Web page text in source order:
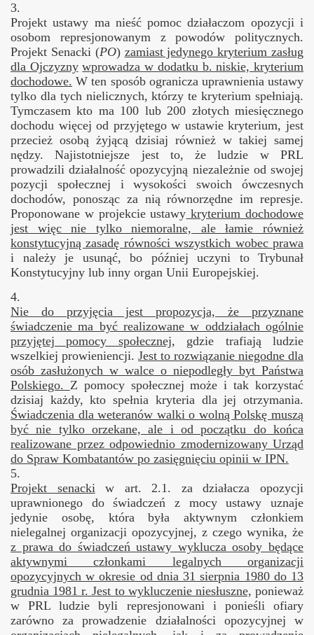
3.
Projekt ustawy ma nieść pomoc działaczom opozycji i
osobom represjonowanym z powodów politycznych.
Projekt Senacki (PO) zamiast jedynego kryterium zasług
dla Ojczyzny wprowadza w dodatku b. niskie, kryterium
dochodowe. W ten sposób ogranicza uprawnienia ustawy
tylko dla tych nielicznych, którzy te kryterium spełniają.
Tymczasem kto ma 100 lub 200 złotych miesięcznego
dochodu więcej od przyjętego w ustawie kryterium, jest
przecież osobą żyjącą dzisiaj również w takiej samej
nędzy.Najistotniejsze jest to, że ludzie w PRL
prowadzili działalność opozycyjną niezależnie od swojej
pozycji społecznej i wysokości swoich ówczesnych
dochodów, ponosząc za nią równorzędne im represje.
Proponowane w projekcie ustawy kryterium dochodowe
jest więc nie tylko niemoralne, ale łamie również
konstytucyjną zasadę równości wszystkich wobec prawa
i należy je usunąć, bo później uczyni to Trybunał
Konstytucyjny lub inny organ Unii Europejskiej.
4.
Nie do przyjęcia jest propozycja, że przyznane
świadczenie ma być realizowane w oddziałach ogólnie
przyjętej pomocy społecznej, gdzie trafiają ludzie
wszelkiej prowieniencji. Jest to rozwiązanie niegodne dla
osób zasłużonych w walce o niepodległy byt Państwa
Polskiego. Z pomocy społecznej może i tak korzystać
dzisiaj każdy, kto spełnia kryteria dla jej otrzymania.
Świadczenia dla weteranów walki o wolną Polskę muszą
być nie tylko orzekane, ale i od początku do końca
realizowane przez odpowiednio zmodernizowany Urząd
do Spraw Kombatantów po zasięgnięciu opinii w IPN.
5.
Projekt senacki w art. 2.1. za działacza opozycji
uprawnionego do świadczeń z mocy ustawy uznaje
jedynie osobę, która była aktywnym członkiem
nielegalnej organizacji opozycyjnej, z czego wynika, że
z prawa do świadczeń ustawy wyklucza osoby będące
aktywnymi członkami legalnych organizacji
opozycyjnych w okresie od dnia 31 sierpnia 1980 do 13
grudnia 1981 r. Jest to wykluczenie niesłuszne, ponieważ
w PRL ludzie byli represjonowani i ponieśli ofiary
zarówno za prowadzenie działalności opozycyjnej w